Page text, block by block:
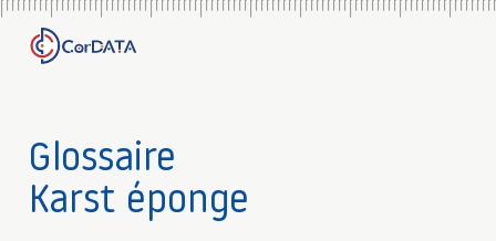
Glossaire
Karst éponge